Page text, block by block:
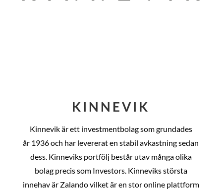
KINNEVIK
Kinnevik är ett investmentbolag som grundades
år 1936 och har levererat en stabil avkastning sedan
dess. Kinneviks portfölj består utav många olika
bolag precis som Investors. Kinneviks största
innehav är Zalando vilket är en stor online plattform